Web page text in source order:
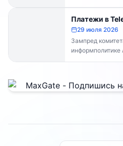
Каналы
владельцам
Платежи в
29 июля 2026
Зампред
рекомендовал